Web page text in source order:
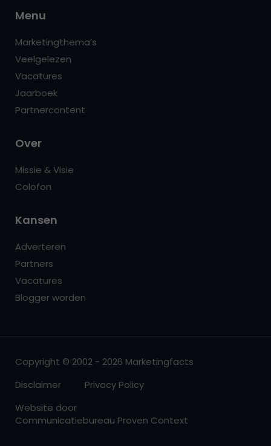
Menu
Marketingthema’s
Veelgelezen
Vacatures
Jaarboek
Partnercontent
Over
Missie & Visie
Colofon
Kansen
Adverteren
Partners
Vacatures
Blogger worden
Copyright © 2002 - 2026 Marketingfacts
Disclaimer
Privacy Policy
Website door
Communicatiebureau Proven Context